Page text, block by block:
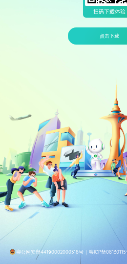
扫码下载体验
点击下载
粤公网安备44190002000318号 | 粤ICP备